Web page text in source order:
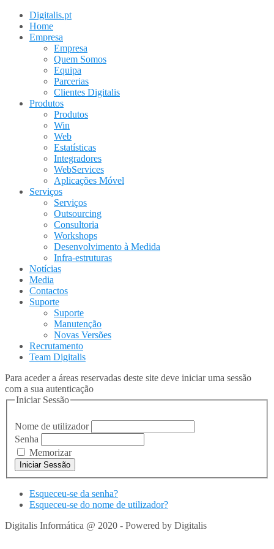
Digitalis.pt
Home
Empresa
Empresa
Quem Somos
Equipa
Parcerias
Clientes Digitalis
Produtos
Produtos
Win
Web
Estatísticas
Integradores
WebServices
Aplicações Móvel
Serviços
Serviços
Outsourcing
Consultoria
Workshops
Desenvolvimento à Medida
Infra-estruturas
Notícias
Media
Contactos
Suporte
Suporte
Manutenção
Novas Versões
Recrutamento
Team Digitalis
Para aceder a áreas reservadas deste site deve iniciar uma sessão
com a sua autenticação
Iniciar Sessão
Nome de utilizador
Senha
Memorizar
Esqueceu-se da senha?
Esqueceu-se do nome de utilizador?
Digitalis Informática @ 2020 - Powered by Digitalis